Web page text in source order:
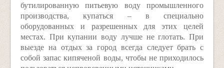
бутилированную питьевую воду промышленного
производства, купаться – в специально
оборудованных и разрешенных для этих целей
местах. При купании воду лучше не глотать. При
выезде на отдых за город всегда следует брать с
собой запас кипяченой воды, чтобы не приходилось